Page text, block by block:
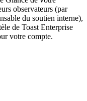
observateurs (par
du soutien interne),
de Toast Enterprise
votre compte.